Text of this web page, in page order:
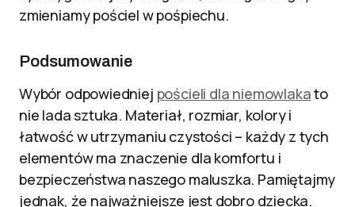
zmieniamy pościel w pośpiechu.
Podsumowanie
Wybór odpowiedniej pościeli dla niemowlakato
nie lada sztuka. Materiał, rozmiar, kolory i
łatwość w utrzymaniu czystości – każdy z tych
elementów ma znaczenie dla komfortu i
bezpieczeństwa naszego maluszka. Pamiętajmy
jednak, że najważniejsze jest dobro dziecka.